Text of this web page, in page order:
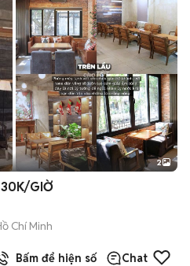
2
30K/GIỜ
Chí Minh
Bấm để hiện số Chat